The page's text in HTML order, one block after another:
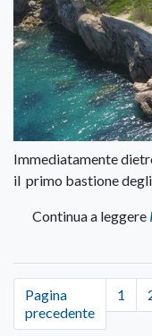
Immediatamente
il primo bastione
Continua a leggere
Pagina
precedente
1